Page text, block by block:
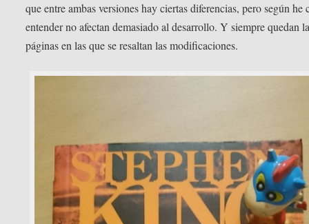
que entre ambas versiones hay ciertas diferencias, pero según he
entender no afectan demasiado al desarrollo. Y siempre quedan
páginas en las que se resaltan las modificaciones.